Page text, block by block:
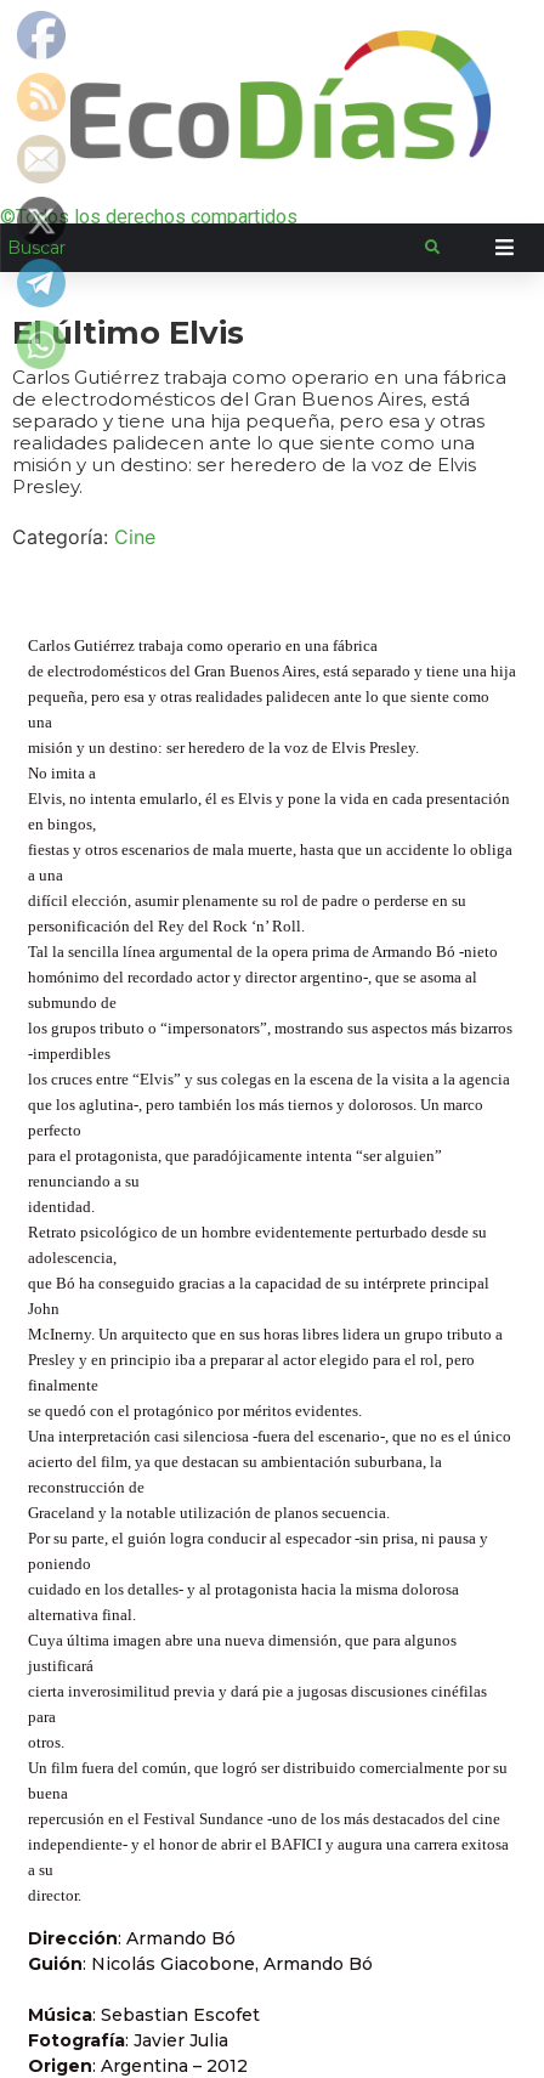
©Todos los derechos compartidos
El último Elvis
Carlos Gutiérrez trabaja como operario en una fábrica
de electrodomésticos del Gran Buenos Aires, está
separado y tiene una hija pequeña, pero esa y otras
realidades palidecen ante lo que siente como una
misión y un destino: ser heredero de la voz de Elvis
Presley.
Categoría: Cine
Carlos Gutiérrez trabaja como operario en una fábrica
de electrodomésticos del Gran Buenos Aires, está separado y tiene una hija
pequeña, pero esa y otras realidades palidecen ante lo que siente como
una
misión y un destino: ser heredero de la voz de Elvis Presley.
No imita a
Elvis, no intenta emularlo, él es Elvis y pone la vida en cada presentación
en bingos,
fiestas y otros escenarios de mala muerte, hasta que un accidente lo obliga
a una
difícil elección, asumir plenamente su rol de padre o perderse en su
personificación del Rey del Rock ‘n’ Roll.
Tal la sencilla línea argumental de la opera prima de Armando Bó -nieto
homónimo del recordado actor y director argentino-, que se asoma al
submundo de
los grupos tributo o “impersonators”, mostrando sus aspectos más bizarros
-imperdibles
los cruces entre “Elvis” y sus colegas en la escena de la visita a la agencia
que los aglutina-, pero también los más tiernos y dolorosos. Un marco
perfecto
para el protagonista, que paradójicamente intenta “ser alguien”
renunciando a su
identidad.
Retrato psicológico de un hombre evidentemente perturbado desde su
adolescencia,
que Bó ha conseguido gracias a la capacidad de su intérprete principal
John
McInerny. Un arquitecto que en sus horas libres lidera un grupo tributo a
Presley y en principio iba a preparar al actor elegido para el rol, pero
finalmente
se quedó con el protagónico por méritos evidentes.
Una interpretación casi silenciosa -fuera del escenario-, que no es el único
acierto del film, ya que destacan su ambientación suburbana, la
reconstrucción de
Graceland y la notable utilización de planos secuencia.
Por su parte, el guión logra conducir al especador -sin prisa, ni pausa y
poniendo
cuidado en los detalles- y al protagonista hacia la misma dolorosa
alternativa final.
Cuya última imagen abre una nueva dimensión, que para algunos
justificará
cierta inverosimilitud previa y dará pie a jugosas discusiones cinéfilas
para
otros.
Un film fuera del común, que logró ser distribuido comercialmente por su
buena
repercusión en el Festival Sundance -uno de los más destacados del cine
independiente- y el honor de abrir el BAFICI y augura una carrera exitosa
a su
director.
Dirección: Armando Bó
Guión: Nicolás Giacobone, Armando Bó
Música: Sebastian Escofet
Fotografía: Javier Julia
Origen: Argentina – 2012